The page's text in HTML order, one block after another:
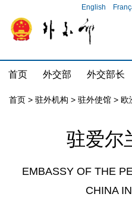
English
首页 外交部 外交部长
首页 > 驻外机构 > 驻外使馆 > 欧
驻爱尔
EMBASSY OF THE
CHINA